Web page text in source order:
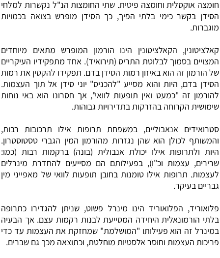
חומצה אוקסלית וחומצה פיטית. שתי החומצות הנ"ל נקשרות למלחי
הסידן בקשר כימי בלתי הפיך, כך הסידן מופרש בצואה בכמויות
מוגברות.
קאלציטונין, הקאלציטונין הינו הורמון המופרש מתאים מיוחדים
המצויים בסמוך לבלוטת התריס (תירואיד). אחד מתפקידיו העיקריים
של הורמון זה הוא באיזון רמות הסידן בדם. תפקידו להקטין את רמות
הסידן בדם, היות והוא מסייע "להכניס" יוני סידן אל תוך העצמות.
להורמון זה "כמעט ואין תופעות לוואי", אך חסרונו הוא באי נוחות
שימושית הקרוחה בהזרקות בתדירויות גבוהות.
סטרואידים אנאבוליים, במשפחת תרופות אילו תרכובות רבות,
והמשותף לכולן הוא שהן נגזרות מהורמון המין הגברי טסטוסטרון.
היות ולתרופות אילו יכולת אנבולית (בונה) ברקמות רבות (כמו:
שרירים, עצמות וכ"ו), בפעילותם הם מסייעים להחדרת מינרלים
לעצמות. תרופות אילו טומנות בחובן תופעות לוואי של מאפייני מין
גבריים בעיקר.
פלואוריד, הפלואוריד הינו מינרל פשוט, שניתן להגדירו כתרופה
בלתי הורמונאלית היחידה המסייעת לבנות רקמות עצם. אך הבעיה
במינרל זה הוא פעילותו "המושלמת" שמחזקת את העצמות עד כדי
פריכות העצמות וחוסר אלסטיות מוחלטת, וכתוצאה מכך גם שברים.